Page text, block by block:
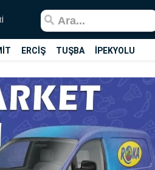
ERCİŞ TUŞBA İPEKYOLU